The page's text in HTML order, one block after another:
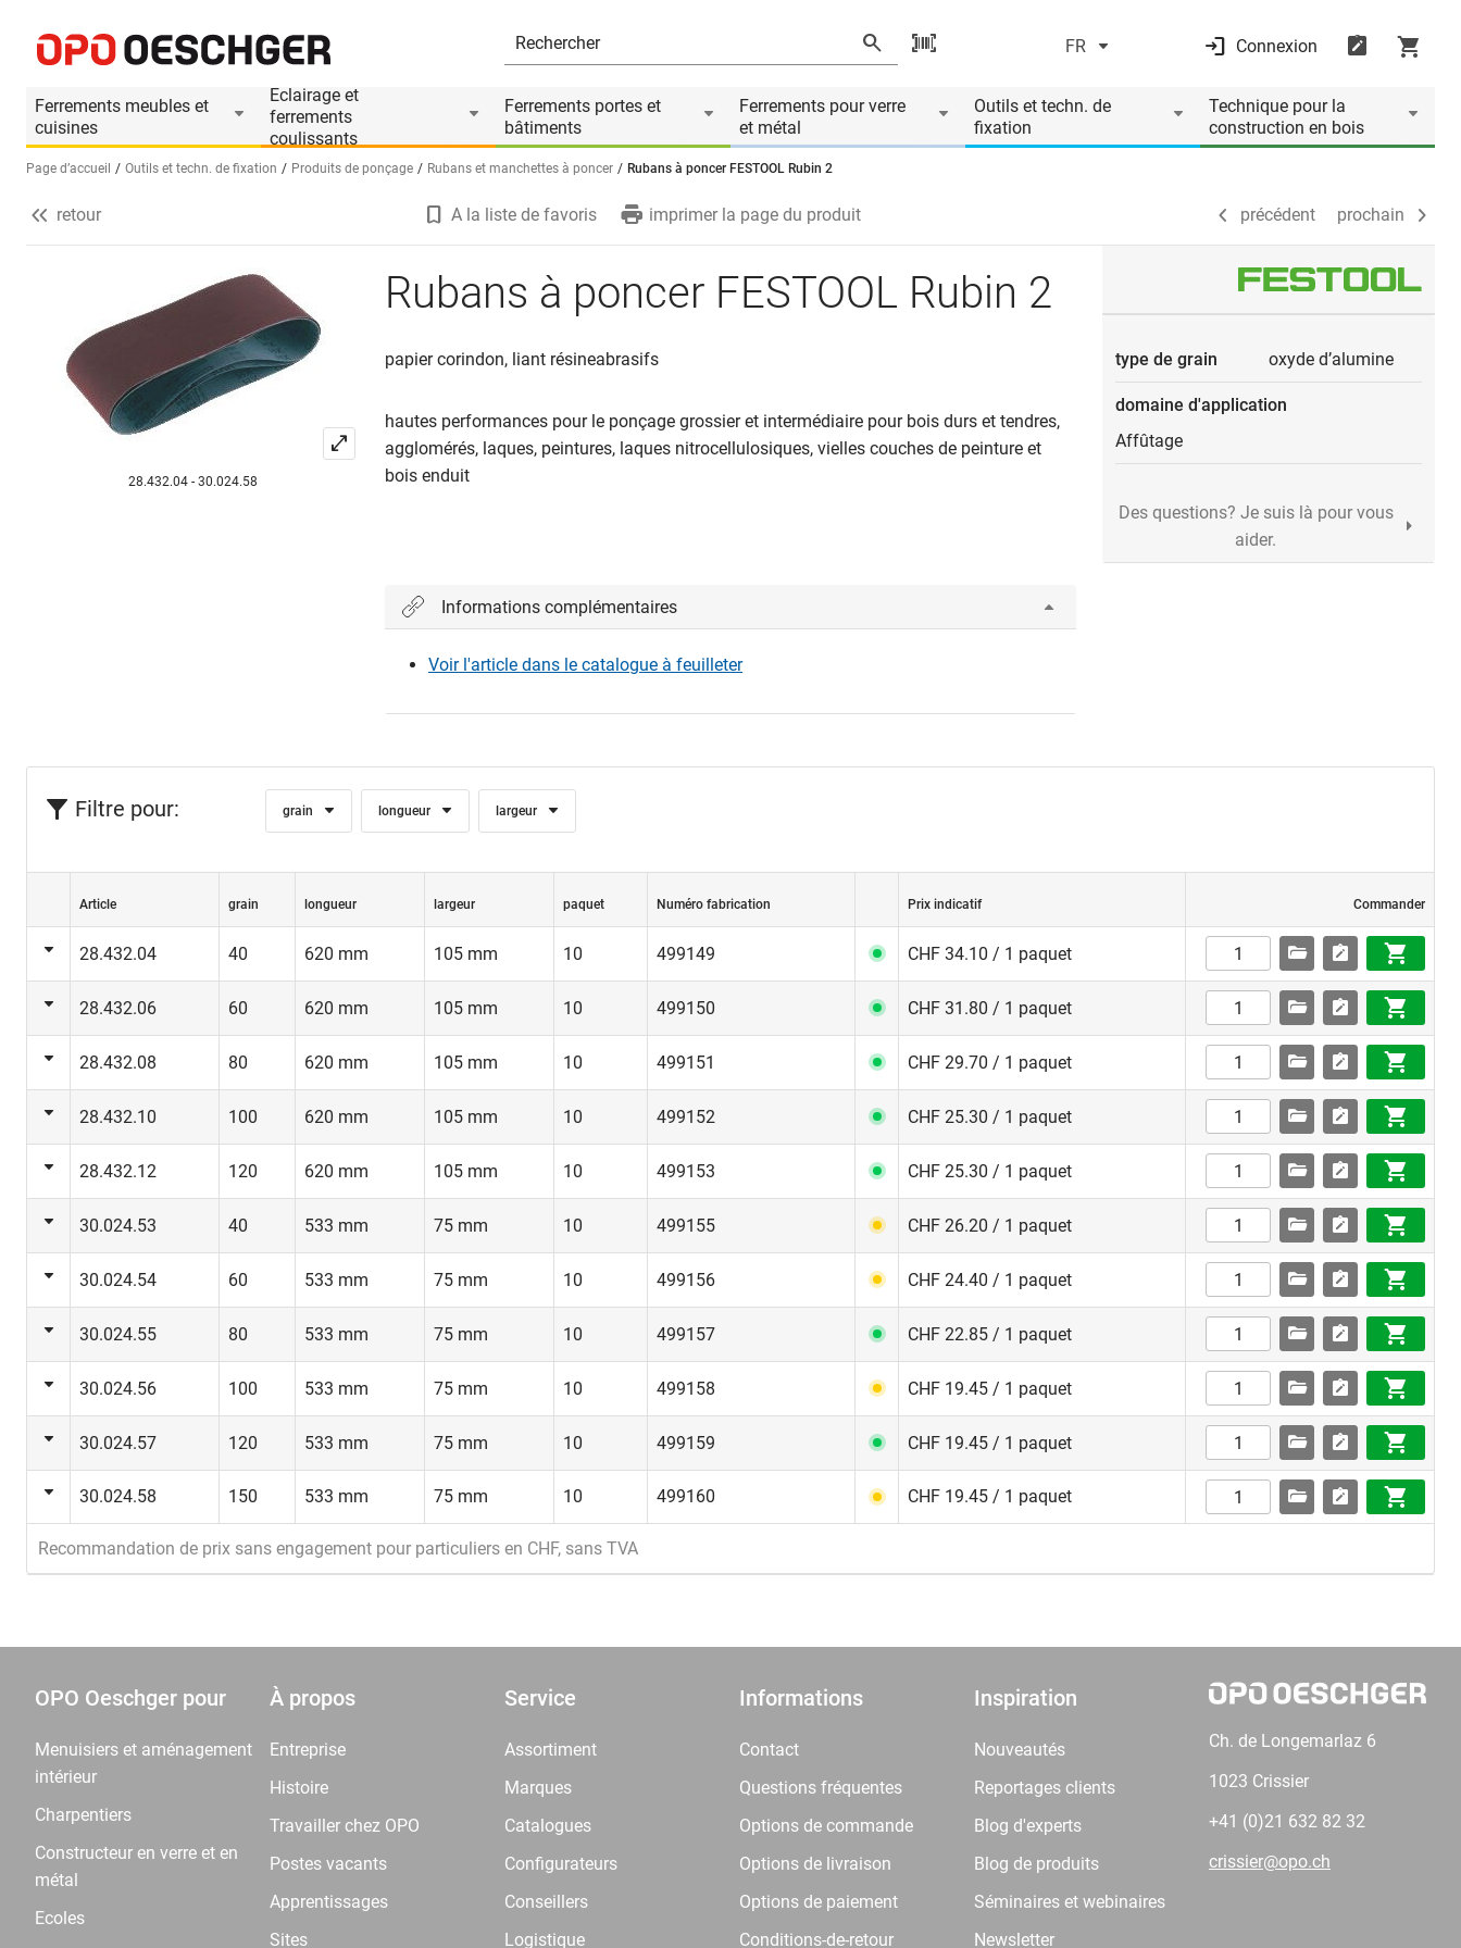
FR Connexion
Ferrements meubles et
cuisines
Eclairage et
ferrements
coulissants
Ferrements portes et
bâtiments
Ferrements pour verre
et métal
Outils et techn. de
fixation
Technique pour la
construction en bois
Sélectionnez une langue (FR)
Page d’accueil Outils et techn. de fixation Produits de ponçage Rubans et manchettes à poncer Rubans à poncer FESTOOL Rubin 2
Informations produit
précédent prochain
retour A la liste de favoris imprimer la page du produit précédent prochain
28.432.04 - 30.024.58
Rubans à poncer FESTOOL Rubin 2
papier corindon, liant résineabrasifs
hautes performances pour le ponçage grossier et intermédiaire pour bois durs et tendres,
agglomérés, laques, peintures, laques nitrocellulosiques, vielles couches de peinture et
bois enduit
Informations complémentaires
Voir l'article dans le catalogue à feuilleter
type de grain oxyde d’alumine
domaine d'application
Affûtage
Des questions? Je suis là pour vous
aider.
Filtre pour: grain longueur largeur
Article grain longueur largeur paquet Numéro fabrication Prix indicatif Commander
28.432.04 40 620 mm 105 mm 10 499149 CHF 34.10 / 1 paquet
28.432.06 60 620 mm 105 mm 10 499150 CHF 31.80 / 1 paquet
28.432.08 80 620 mm 105 mm 10 499151 CHF 29.70 / 1 paquet
28.432.10 100 620 mm 105 mm 10 499152 CHF 25.30 / 1 paquet
28.432.12 120 620 mm 105 mm 10 499153 CHF 25.30 / 1 paquet
30.024.53 40 533 mm 75 mm 10 499155 CHF 26.20 / 1 paquet
30.024.54 60 533 mm 75 mm 10 499156 CHF 24.40 / 1 paquet
30.024.55 80 533 mm 75 mm 10 499157 CHF 22.85 / 1 paquet
30.024.56 100 533 mm 75 mm 10 499158 CHF 19.45 / 1 paquet
30.024.57 120 533 mm 75 mm 10 499159 CHF 19.45 / 1 paquet
30.024.58 150 533 mm 75 mm 10 499160 CHF 19.45 / 1 paquet
Recommandation de prix sans engagement pour particuliers en CHF, sans TVA
OPO Oeschger pour
Menuisiers et aménagement
intérieur
Charpentiers
Constructeur en verre et en
métal
Ecoles
À propos
Entreprise
Histoire
Travailler chez OPO
Postes vacants
Apprentissages
Sites
Service
Assortiment
Marques
Catalogues
Configurateurs
Conseillers
Logistique
Informations
Contact
Questions fréquentes
Options de commande
Options de livraison
Options de paiement
Conditions-de-retour
Inspiration
Nouveautés
Reportages clients
Blog d'experts
Blog de produits
Séminaires et webinaires
Newsletter
Ch. de Longemarlaz 6
1023 Crissier
+41 (0)21 632 82 32
crissier@opo.ch